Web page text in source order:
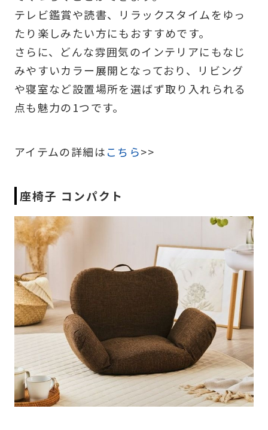
テレビ鑑賞や読書、リラックスタイムをゆっ
たり楽しみたい方にもおすすめです。
さらに、どんな雰囲気のインテリアにもなじ
みやすいカラー展開となっており、リビング
や寝室など設置場所を選ばず取り入れられる
点も魅力の1つです。
アイテムの詳細はこちら>>
座椅子 コンパクト